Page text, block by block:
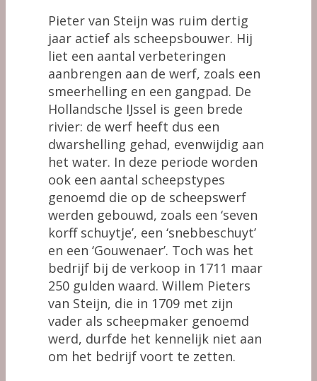
Pieter van Steijn was ruim dertig
jaar actief als scheepsbouwer. Hij
liet een aantal verbeteringen
aanbrengen aan de werf, zoals een
smeerhelling en een gangpad. De
Hollandsche IJssel is geen brede
rivier: de werf heeft dus een
dwarshelling gehad, evenwijdig aan
het water. In deze periode worden
ook een aantal scheepstypes
genoemd die op de scheepswerf
werden gebouwd, zoals een ‘seven
korff schuytje’, een ‘snebbeschuyt’
en een ‘Gouwenaer’. Toch was het
bedrijf bij de verkoop in 1711 maar
250 gulden waard. Willem Pieters
van Steijn, die in 1709 met zijn
vader als scheepmaker genoemd
werd, durfde het kennelijk niet aan
om het bedrijf voort te zetten.